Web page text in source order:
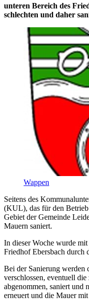
unteren Bereich des
schlechten und daher
Wappen
Seitens des
(KUL), das für den
Gebiet der Gemeinde
Mauern saniert.
In dieser Woche wurde
Friedhof Ebersbach durch
Bei der Sanierung werden
verschlossen, eventuell
abgenommen, saniert und
erneuert und die Mauer